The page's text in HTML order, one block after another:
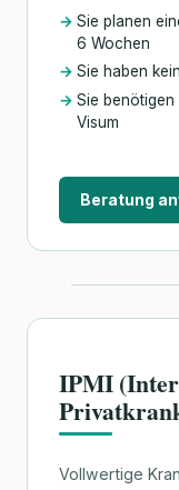
Sie planen
6 Wochen
Sie haben
Sie
Visum
Beratung
IPMI
Vollwertige